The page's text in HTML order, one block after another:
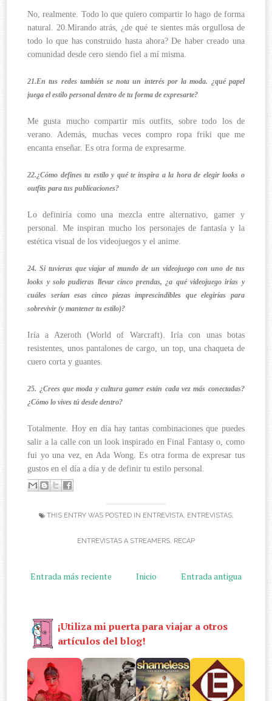
No, realmente. Todo lo que quiero compartir lo hago de forma
natural. 20.Mirando atrás, ¿de qué te sientes más orgullosa de
todo lo que has construido hasta ahora? De haber creado una
comunidad desde cero siendo fiel a mí misma.
21.En tus redes también se nota un interés por la moda. ¿qué papel
juega el estilo personal dentro de tu forma de expresarte?
Me gusta mucho compartir mis outfits, sobre todo los de
verano. Además, muchas veces compro ropa friki que me
encanta enseñar. Es otra forma de expresarme.
22.¿Cómo defines tu estilo y qué te inspira a la hora de elegir looks o
outfits para tus publicaciones?
Lo definiría como una mezcla entre alternativo, gamer y
personal. Me inspiran mucho los personajes de fantasía y la
estética visual de los videojuegos y el anime.
24. Si tuvieras que viajar al mundo de un videojuego con uno de tus
looks y solo pudieras llevar cinco prendas, ¿a qué videojuego irías y
cuáles serían esas cinco piezas imprescindibles que elegirías para
sobrevivir (y mantener tu estilo)?
Iría a Azeroth (World of Warcraft). Iría con unas botas
resistentes, unos pantalones de cargo, un top, una chaqueta de
cuero corta y guantes.
25. ¿Crees que moda y cultura gamer están cada vez más conectadas?
¿Cómo lo vives tú desde dentro?
Totalmente. Hoy en día hay tantas combinaciones que puedes
salir a la calle con un look inspirado en Final Fantasy o, como
fui yo una vez, en Ada Wong. Es otra forma de expresar tus
gustos en el día a día y de definir tu estilo personal.
THIS ENTRY WAS POSTED IN ENTREVISTA, ENTREVISTAS,
ENTREVISTAS A STREAMERS, RECAP
Entrada más reciente Entrada antigua
Inicio
¡Utiliza mi puerta para viajar a otros
artículos del blog!